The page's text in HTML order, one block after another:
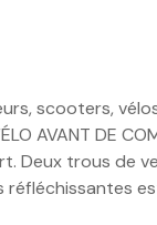
scooters,
AVANT DE
Deux trous de